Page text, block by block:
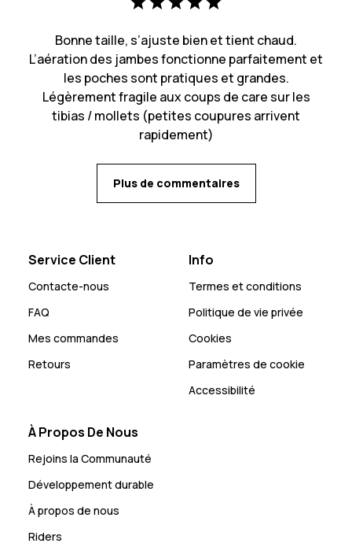
Bonne taille, s’ajuste bien et tient chaud.
L’aération des jambes fonctionne parfaitement et
les poches sont pratiques et grandes.
Légèrement fragile aux coups de care sur les
tibias / mollets (petites coupures arrivent
rapidement)
Plus de commentaires
Service Client
Contacte-nous
FAQ
Mes commandes
Retours
Info
Termes et conditions
Politique de vie privée
Cookies
Paramètres de cookie
Accessibilité
À Propos De Nous
Rejoins la Communauté
Développement durable
À propos de nous
Riders